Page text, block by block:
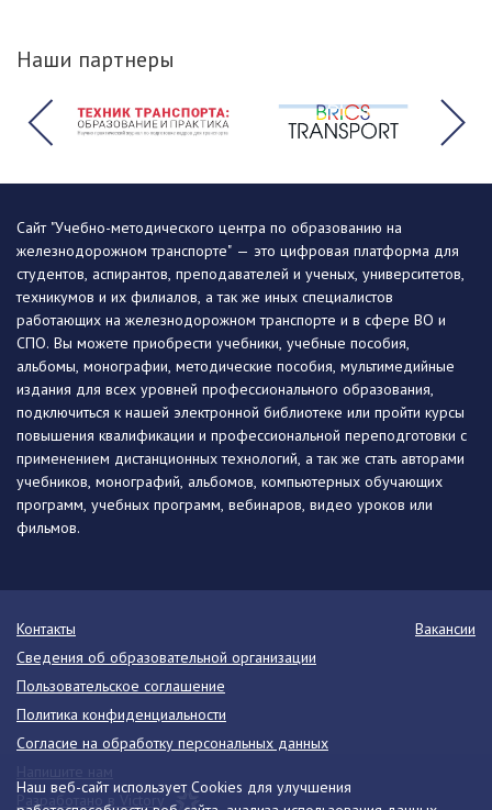
Наши партнеры
Наш веб-сайт использует Cookies для улучшения
Сайт "Учебно-методического центра по образованию на
железнодорожном транспорте" — это цифровая платформа для
студентов, аспирантов, преподавателей и ученых, университетов,
техникумов и их филиалов, а так же иных специалистов
работающих на железнодорожном транспорте и в сфере ВО и
СПО. Вы можете приобрести учебники, учебные пособия,
альбомы, монографии, методические пособия, мультимедийные
издания для всех уровней профессионального образования,
подключиться к нашей электронной библиотеке или пройти курсы
повышения квалификации и профессиональной переподготовки с
применением дистанционных технологий, а так же стать авторами
учебников, монографий, альбомов, компьютерных обучающих
программ, учебных программ, вебинаров, видео уроков или
фильмов.
Контакты
Вакансии
Сведения об образовательной организации
Пользовательское соглашение
Политика конфиденциальности
Согласие на обработку персональных данных
Разработано в Victory